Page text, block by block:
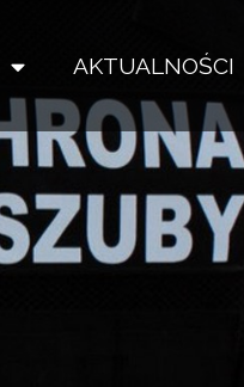
AKTUALNOŚCI